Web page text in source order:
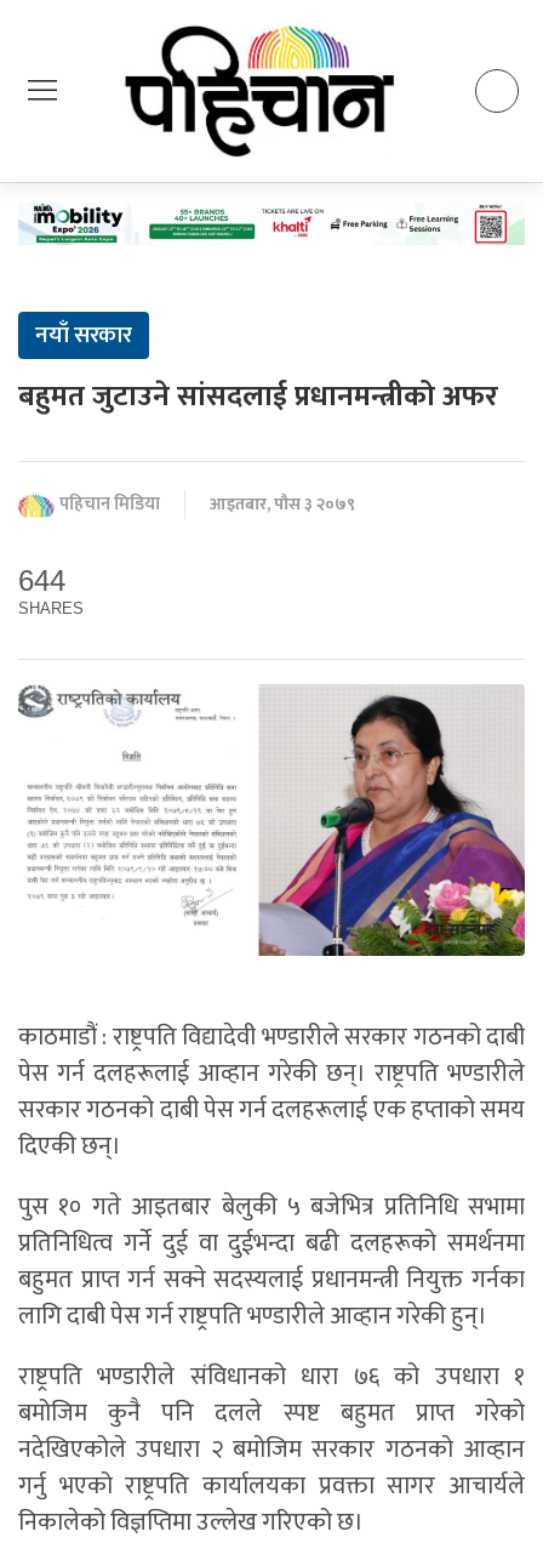
नयाँ सरकार
बहुमत जुटाउने सांसदलाई प्रधानमन्त्रीको अफर
पहिचान मिडिया आइतबार, पौस ३ २०७९
644
SHARES
काठमाडौं : राष्ट्रपति विद्यादेवी भण्डारीले सरकार गठनको दाबी
पेस गर्न दलहरूलाई आव्हान गरेकी छन्। राष्ट्रपति भण्डारीले
सरकार गठनको दाबी पेस गर्न दलहरूलाई एक हप्ताको समय
दिएकी छन्।
पुस १० गते आइतबार बेलुकी ५ बजेभित्र प्रतिनिधि सभामा
प्रतिनिधित्व गर्ने दुई वा दुईभन्दा बढी दलहरूको समर्थनमा
बहुमत प्राप्त गर्न सक्ने सदस्यलाई प्रधानमन्त्री नियुक्त गर्नका
लागि दाबी पेस गर्न राष्ट्रपति भण्डारीले आव्हान गरेकी हुन्।
राष्ट्रपति भण्डारीले संविधानको धारा ७६ को उपधारा १
बमोजिम कुनै पनि दलले स्पष्ट बहुमत प्राप्त गरेको
नदेखिएकोले उपधारा २ बमोजिम सरकार गठनको आव्हान
गर्नु भएको राष्ट्रपति कार्यालयका प्रवक्ता सागर आचार्यले
निकालेको विज्ञप्तिमा उल्लेख गरिएको छ।